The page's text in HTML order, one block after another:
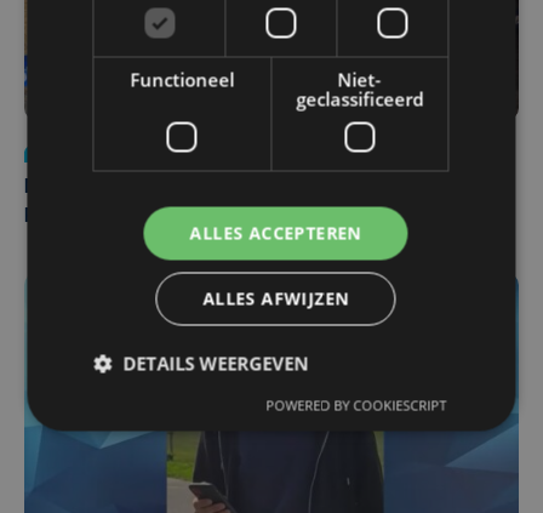
di 4 augustus | 09:32
Man en vrouw dood aangetroffen in woning in Sint-
Pieters Brugge
Functioneel
Niet-
geclassificeerd
ALLES ACCEPTEREN
ALLES AFWIJZEN
DETAILS WEERGEVEN
POWERED BY COOKIESCRIPT